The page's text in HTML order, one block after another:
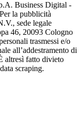
Business Digital -
la pubblicità
sede legale
46, 20093 Cologno
trasmessi e/o
all’addestramento di
altresì fatto divieto
scraping.